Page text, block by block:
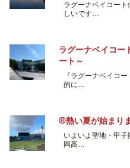
ラグーナベイコー
しいです…
ラグーナベイコ
ート～
『ラグーナベイコ
的に…
⚾熱い夏が始まり
いよいよ聖地・甲
岡高…